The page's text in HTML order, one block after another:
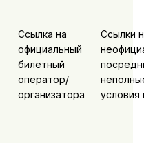
Ссылка на
официальный
билетный
оператор/
организатора
Ссылки
условия